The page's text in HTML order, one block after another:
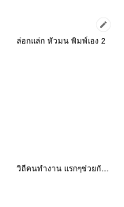
ล่อกแล่ก หัวมน พิมพ์เอง 2
วิถีคนทำงาน แรกๆช่วยกัน หลังๆไม่ช่วย